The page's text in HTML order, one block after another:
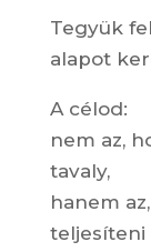
Tegyük
alapot
A célod:
nem az,
tavaly,
hanem
teljesíteni